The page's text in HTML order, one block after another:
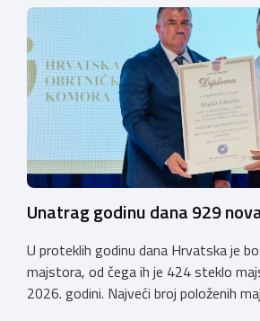
otvoren u petak, 23. listopada 2026. u
poslijepodnevnim, uz uvodno
domaćina. Tijekom subote, 24.
predavanja, interaktivne radionice te
aktualne teme. […]
Unatrag godinu dana 929
U proteklih godinu dana Hrvatska je
majstora, od čega ih je 424 steklo
2026. godini. Najveći broj položenih